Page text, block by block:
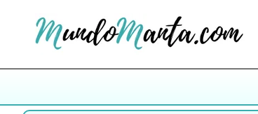
contenido